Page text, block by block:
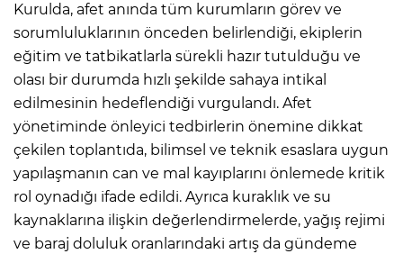
Kurulda, afet anında tüm kurumların görev ve
sorumluluklarının önceden belirlendiği, ekiplerin
eğitim ve tatbikatlarla sürekli hazır tutulduğu ve
olası bir durumda hızlı şekilde sahaya intikal
edilmesinin hedeflendiği vurgulandı. Afet
yönetiminde önleyici tedbirlerin önemine dikkat
çekilen toplantıda, bilimsel ve teknik esaslara uygun
yapılaşmanın can ve mal kayıplarını önlemede kritik
rol oynadığı ifade edildi. Ayrıca kuraklık ve su
kaynaklarına ilişkin değerlendirmelerde, yağış rejimi
ve baraj doluluk oranlarındaki artış da gündeme